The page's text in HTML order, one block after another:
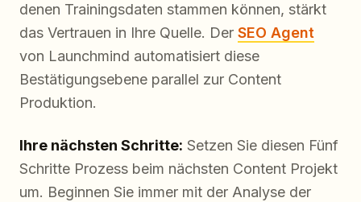
denen Trainingsdaten stammen können, stärkt
das Vertrauen in Ihre Quelle. Der SEO Agent
von Launchmind automatisiert diese
Bestätigungsebene parallel zur Content
Produktion.
Ihre nächsten Schritte: Setzen Sie diesen Fünf
Schritte Prozess beim nächsten Content Projekt
um. Beginnen Sie immer mit der Analyse der